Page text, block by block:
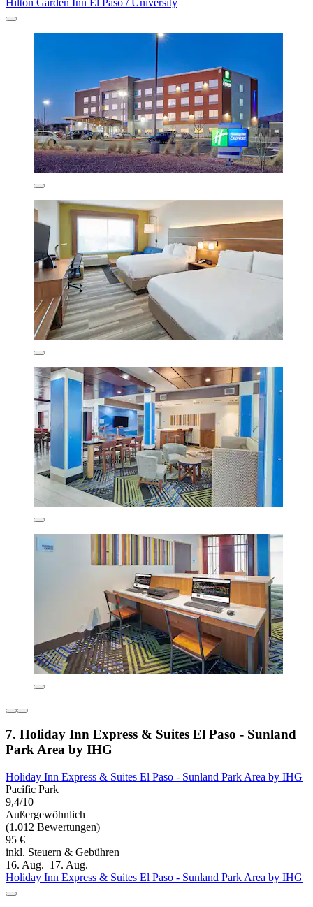
Hilton Garden Inn El Paso / University
7. Holiday Inn Express & Suites El Paso - Sunland
Park Area by IHG
Holiday Inn Express & Suites El Paso - Sunland Park Area by IHG
Pacific Park
9,4/10
Außergewöhnlich
(1.012 Bewertungen)
95 €
inkl. Steuern & Gebühren
16. Aug.–17. Aug.
Holiday Inn Express & Suites El Paso - Sunland Park Area by IHG